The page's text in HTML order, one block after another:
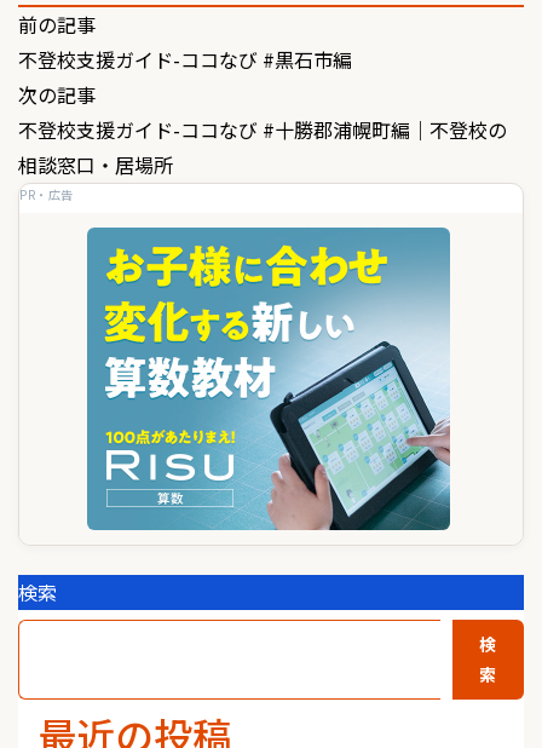
投
稿
ナ
ビ
ゲ
前の記事
不登校支援ガイド-ココなび #黒石市編
次の記事
不登校支援ガイド-ココなび #十勝郡浦幌町編｜不登校の
相談窓口・居場所
PR・広告
検索
検
索
最近の投稿